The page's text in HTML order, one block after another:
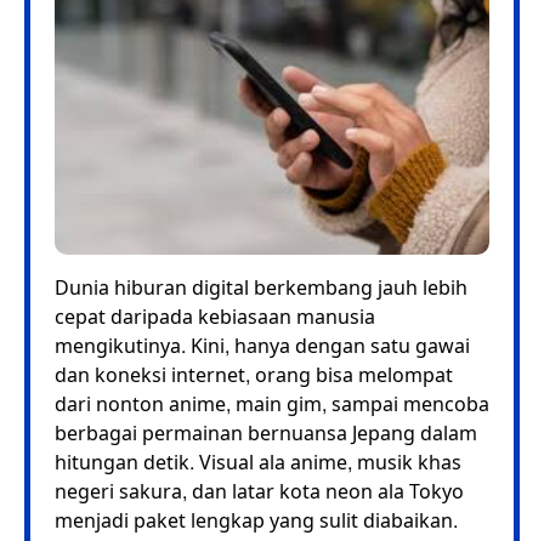
Dunia hiburan digital berkembang jauh lebih
cepat daripada kebiasaan manusia
mengikutinya. Kini, hanya dengan satu gawai
dan koneksi internet, orang bisa melompat
dari nonton anime, main gim, sampai mencoba
berbagai permainan bernuansa Jepang dalam
hitungan detik. Visual ala anime, musik khas
negeri sakura, dan latar kota neon ala Tokyo
menjadi paket lengkap yang sulit diabaikan.